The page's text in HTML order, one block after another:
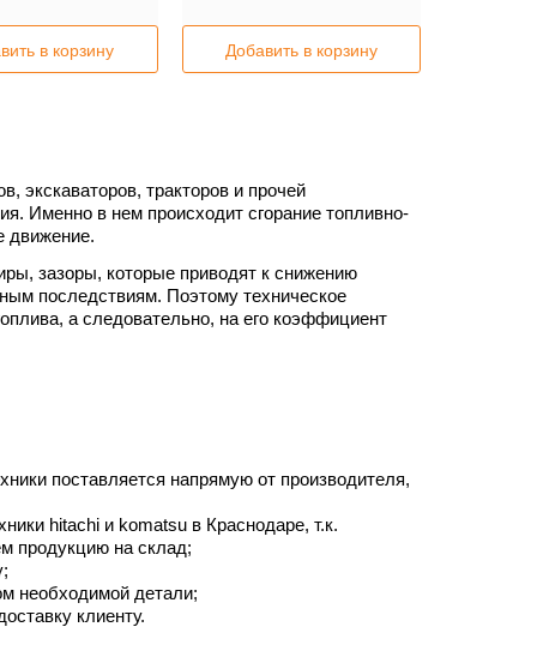
в корзину Добавить в корзину
экскаваторов, тракторов и прочей
Именно в нем происходит сгорание топливно-
движение.
зазоры, которые приводят к снижению
последствиям. Поэтому техническое
а следовательно, на его коэффициент
поставляется напрямую от производителя,
hitachi и komatsu в Краснодаре, т.к.
продукцию на склад;
необходимой детали;
клиенту.